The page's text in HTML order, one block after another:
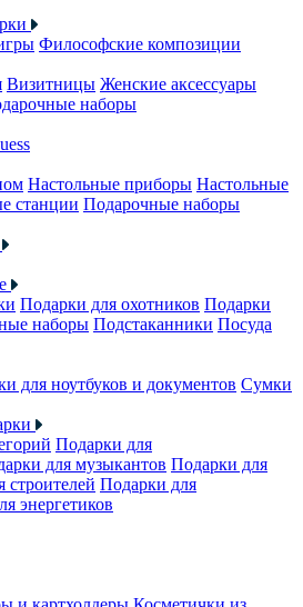
Философские композиции
Визитницы Женские аксессуары
наборы
Настольные приборы Настольные
станции Подарочные наборы
Подарки для охотников Подарки
наборы Подстаканники Посуда
для ноутбуков и документов Сумки
Подарки для
для музыкантов Подарки для
строителей Подарки для
энергетиков